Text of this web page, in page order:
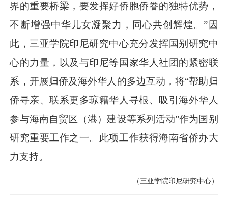
界的重要桥梁，要发挥好侨胞侨眷的独特优势，
不断增强中华儿女凝聚力，同心共创辉煌。”因
此，三亚学院印尼研究中心充分发挥国别研究中
心的力量，以及与印尼等国家华人社团的紧密联
系，开展归侨及海外华人的多边互动，将“帮助归
侨寻亲、联系更多琼籍华人寻根、吸引海外华人
参与海南自贸区（港）建设等系列活动”作为国别
研究重要工作之一。此项工作获得海南省侨办大
力支持。
（三亚学院印尼研究中心）